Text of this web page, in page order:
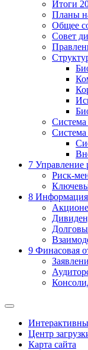
Итоги
Планы
Общее
Совет
Система
Система
7 Управление
Риск-
8 Информация
9 Финасовая
Центр
Карта сайта